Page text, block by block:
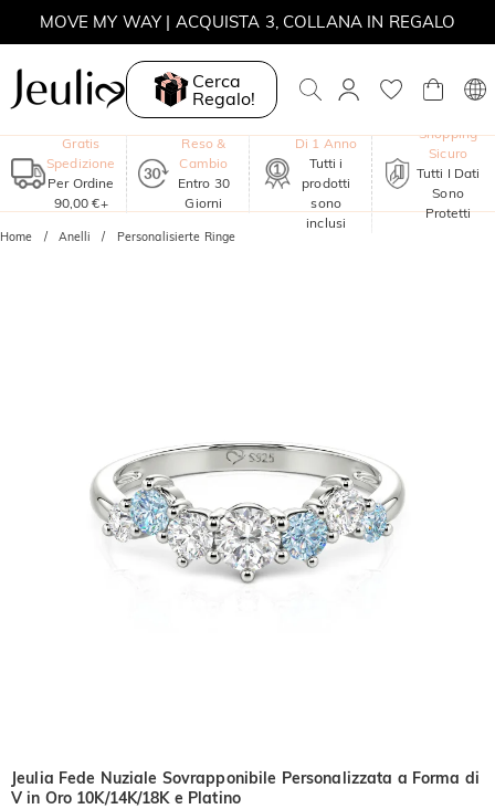
MOVE MY WAY | ACQUISTA 3, COLLANA IN REGALO
Cerca
Regalo!
Gratis
Spedizione
Per Ordine
90,00 €+
Reso &
Cambio
Entro 30
Giorni
Di 1 Anno
Tutti i
prodotti
sono
inclusi
Shopping
Sicuro
Tutti I Dati
Sono
Protetti
Home Anelli Personalisierte Ringe
Jeulia Fede Nuziale Sovrapponibile Personalizzata a Forma di
V in Oro 10K/14K/18K e Platino